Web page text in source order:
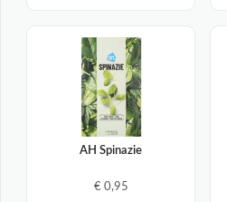
AH Spinazie
€ 0,95